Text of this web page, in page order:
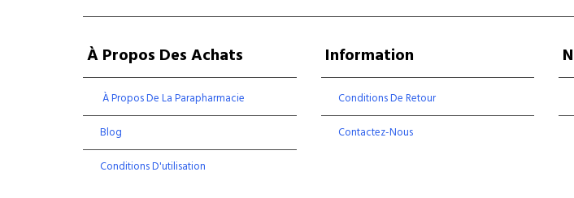
À Propos Des Achats
À Propos De La Parapharmacie
Blog
Conditions D'utilisation
Information
Conditions De Retour
Contactez-Nous